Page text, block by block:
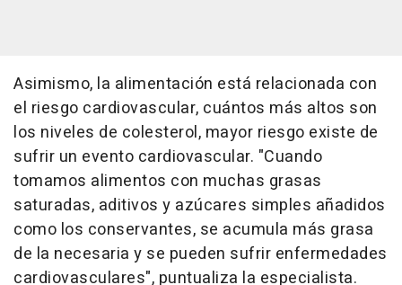
Asimismo, la alimentación está relacionada con
el riesgo cardiovascular, cuántos más altos son
los niveles de colesterol, mayor riesgo existe de
sufrir un evento cardiovascular. "Cuando
tomamos alimentos con muchas grasas
saturadas, aditivos y azúcares simples añadidos
como los conservantes, se acumula más grasa
de la necesaria y se pueden sufrir enfermedades
cardiovasculares", puntualiza la especialista.